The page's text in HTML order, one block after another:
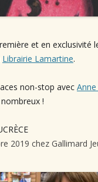
et en exclusivité
Librairie Lamartine.⁠
non-stop avec
!⁠
2019 chez Gallimard